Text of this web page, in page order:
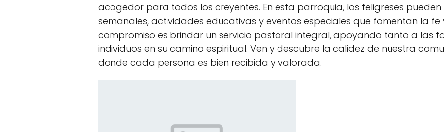
acogedor para todos los creyentes. En esta parroquia, los feligreses
semanales, actividades educativas y eventos especiales que fomentan la fe
compromiso es brindar un servicio pastoral integral, apoyando tanto a las
individuos en su camino espiritual. Ven y descubre la calidez de nuestra
donde cada persona es bien recibida y valorada.